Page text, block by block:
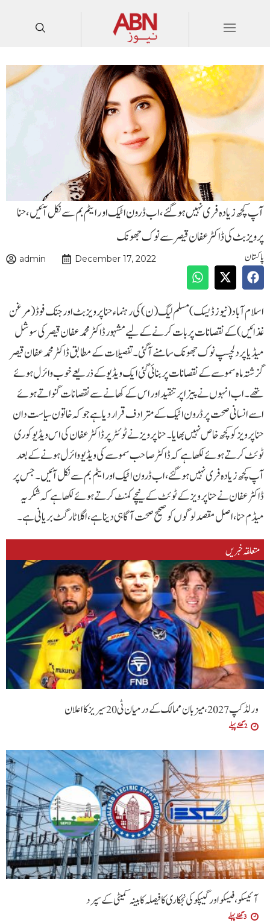
آپ کچھ زیادہ فری نہیں ہوگئے، اب ڈرون اٹیک اور ایٹم بم سے نکل آئیں،حنا
پرویز بٹ کی ڈاکٹرعفان قیصر سے نوک جھونک
پاکستان admin December 17, 2022
اسلام آباد (نیوز ڈیسک) مسلم لیگ (ن) کی رہنماء حنا پرویز بٹ اور جنک فوڈ (مرغن
غذائیں) کے نقصانات پر بات کرنے کے لیے مشہور ڈاکٹر محمد عفان قیصر کی سوشل
میڈیا پر دلچسپ نوک جھونک سامنے آگئی ۔تفصیلات کے مطابق ڈاکٹر محمد عفان قیصر
گزشتہ ماہ سموسے کے نقصانات پر بنائی گئی ایک ویڈیو کے ذریعے خوب وائرل ہوئے
تھے۔اب انہوں نے پیزا پر تنقید اور اس کے کھانے سے نقصانات گنواتے ہوئے
اسے انسانی صحت پر ڈرون اٹیک کے مترادف قرار دیا ہے جو کہ خاتون سیاست دان
حنا پرویز کو کچھ خاص نہیں بھایا۔حنا پرویز نے ٹوئٹر پر ڈاکٹر عفان کی اس ویڈیو کو ری
ٹوئٹ کرتے ہوئے لکھا ہے کہ ڈاکٹر صاحب سموسے کی ویڈیو وائرل ہونے کے بعد
آپ کچھ زیادہ فری نہیں ہوگئے، اب ڈرون اٹیک اور ایٹم بم سے نکل آئیں۔جس پر
ڈاکٹر عفان نے حنا پرویز کے ٹوئٹ کے نیچے کمنٹ کرتے ہوئے لکھا ہے کہ شکریہ
میڈم حنا، اصل مقصد لوگوں کو صحیح صحت آگاہی دینا ہے، اگلا ٹارگٹ بریانی ہے۔
متعلقہ خبریں
ورلڈ کپ 2027، میزبان ممالک کے درمیان ٹی20 سیریز کا اعلان
2 گھنٹے پہلے
آئیسکو، فیسکو اور گیپکو کی نجکاری کا فیصلہ کابینہ کمیٹی کے سپرد
3 گھنٹے پہلے